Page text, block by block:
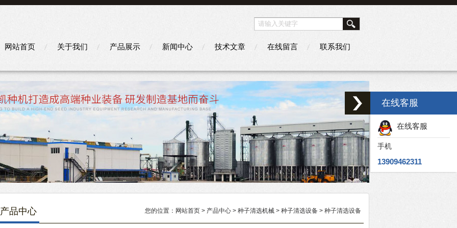
网站首页 关于我们 产品展示 新闻中心 技术文章 在线留言 联系我们
产品中心 您的位置： 网站首页 > 产品中心 > 种子清选机械 > 种子清选设备 > 种子清选设备
在线客服
在线客服
手机
13909462311